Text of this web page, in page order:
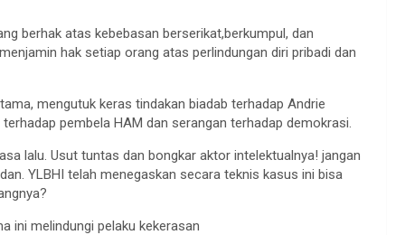
berhak atas kebebasan berserikat,berkumpul, dan
hak setiap orang atas perlindungan diri pribadi dan
mengutuk keras tindakan biadab terhadap Andrie
pembela HAM dan serangan terhadap demokrasi.
lalu. Usut tuntas dan bongkar aktor intelektualnya! jangan
YLBHI telah menegaskan secara teknis kasus ini bisa
ini melindungi pelaku kekerasan